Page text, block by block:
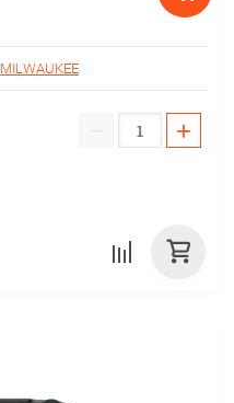
MILWAUKEE
+